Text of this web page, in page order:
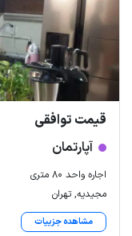
قیمت توافقی
آپارتمان
اجاره واحد 80 متری
مجیدیه, تهران
مشاهده جزییات